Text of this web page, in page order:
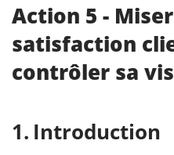
Action 5 -
satisfaction
contrôler sa
Introduction